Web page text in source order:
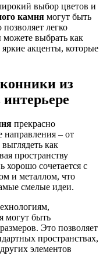
выбор цветов и
камня могут быть
легко
выбрать как
яркие акценты, которые
из
прекрасно
– от
как
пространству
хорошо сочетается с
и металлом, что
смелые идеи.
могут быть
Это позволяет
пространствах,
элементов